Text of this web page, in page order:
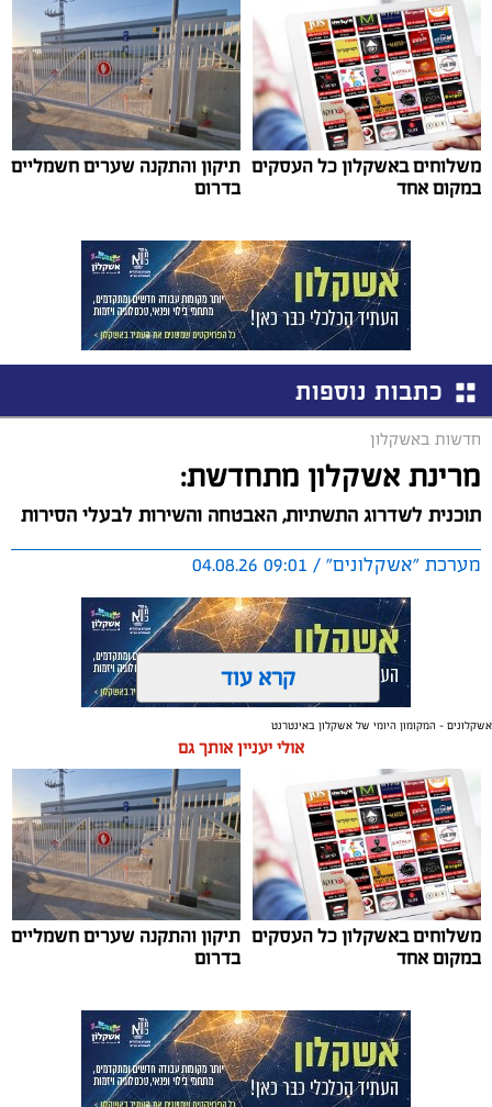
משלוחים באשקלון כל העסקים
במקום אחד
תיקון והתקנה שערים חשמליים
בדרום
כתבות נוספות
חדשות באשקלון
מרינת אשקלון מתחדשת:
תוכנית לשדרוג התשתיות, האבטחה והשירות לבעלי הסירות
מערכת "אשקלונים" / 09:01 04.08.26
תגים:אשקלון, מרינה
החברה הכלכלית הציגה לנציגי בעלי כלי השייט במרינה
תוכנית השקעה מקיפה הכוללת שדרוג התשתיות, חיזוק
מערך האבטחה, הקמת תחנת דלק חדשה ושיפור השירותים.
מנכ"ל החכ"ל: "כל שקל שנגבה מבעלי הסירות חוזר בחזרה
אליהם באמצעות שיפור המרינה והמשך פיתוחה"
נציגי העוגנים במרינת אשקלון נפגשו השבוע עם מנכ"ל
שפריצר, לפגישה שבה הוצגה תוכנית השדרוג המקיפה של
המרינה, הכוללת השקעה בתשתיות, בביטחון, בשירותים
ובפיתוח המקום לטובת ציבור בעלי הסירות.
קרא עוד
אשקלונים - המקומון היומי של אשקלון באינטרנט
אולי יעניין אותך גם
משלוחים באשקלון כל העסקים
במקום אחד
תיקון והתקנה שערים חשמליים
בדרום